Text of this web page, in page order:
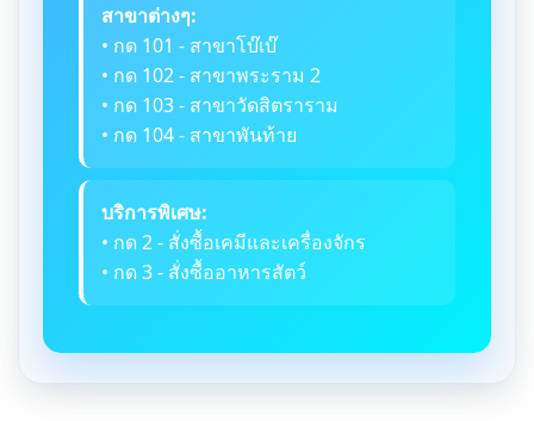
สาขาต่างๆ:
• กด 101 - สาขาโบ๊เบ๊
• กด 102 - สาขาพระราม 2
• กด 103 - สาขาวัดสิตราราม
• กด 104 - สาขาพันท้าย
บริการพิเศษ:
• กด 2 - สั่งซื้อเคมีและเครื่องจักร
• กด 3 - สั่งซื้ออาหารสัตว์